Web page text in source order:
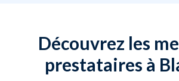
Découvrez les
prestataires à